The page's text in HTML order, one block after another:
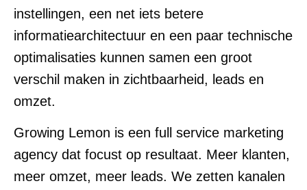
instellingen, een net iets betere
informatiearchitectuur en een paar technische
optimalisaties kunnen samen een groot
verschil maken in zichtbaarheid, leads en
omzet.
Growing Lemon is een full service marketing
agency dat focust op resultaat. Meer klanten,
meer omzet, meer leads. We zetten kanalen